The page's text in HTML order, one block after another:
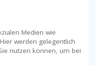
Medien wie
werden gelegentlich
nutzen können, um bei